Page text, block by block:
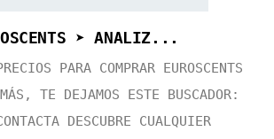
➤ ANALIZ...
PARA COMPRAR EUROSCENTS
TE DEJAMOS ESTE BUSCADOR:
DESCUBRE CUALQUIER